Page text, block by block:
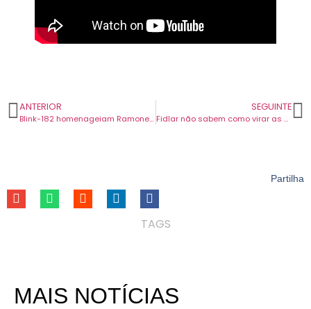
ANTERIOR
Blink-182 homenageiam Ramones em novo vídeo para “Dance With Me”.
SEGUINTE
Fidlar não sabem como virar as costas e continuar em nova canção.
Partilha
TAGS
MAIS NOTÍCIAS